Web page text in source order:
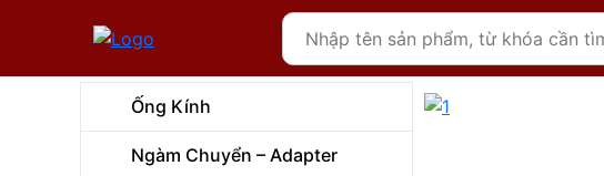
Ống Kính
Ngàm Chuyển – Adapter